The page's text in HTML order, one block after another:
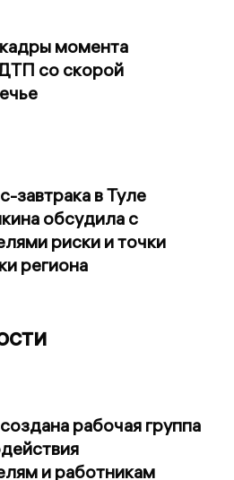
момента
со скорой
завтрака в Туле
обсудила с
риски и точки
региона
рабочая группа
и работникам